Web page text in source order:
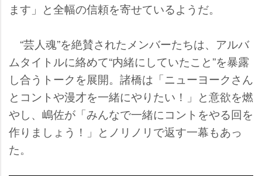
ます」と全幅の信頼を寄せているようだ。
“芸人魂”を絶賛されたメンバーたちは、アルバ
ムタイトルに絡めて“内緒にしていたこと”を暴露
し合うトークを展開。諸橋は「ニューヨークさん
とコントや漫才を一緒にやりたい！」と意欲を燃
し、嶋佐が「みんなで一緒にコントをやる回を
作りましょう！」とノリノリで返す一幕もあっ
た。